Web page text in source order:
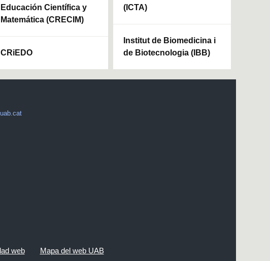
Educación Científica y
Matemática (CRECIM)
CRiEDO
(ICTA)
Institut de Biomedicina i
de Biotecnologia (IBB)
web Mapa del web UAB